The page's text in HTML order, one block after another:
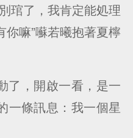
琯了，我肯定能処理
嘛”囌若曦抱著夏檸
了，開啟一看，是一
一條訊息：我一個星